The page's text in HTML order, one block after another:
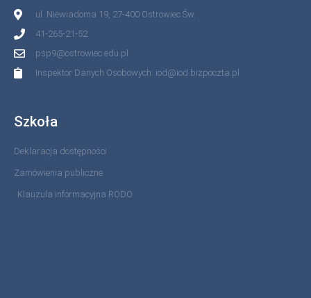
ul. Niewiadoma 19, 27-400 Ostrowiec Św.
41-265-21-52
psp9@ostrowiec.edu.pl
Inspektor Danych Osobowych: iod@iod.bizpoczta.pl
Szkoła
Deklaracja dostępności
Zamówienia publiczne
Klauzula informacyjna RODO